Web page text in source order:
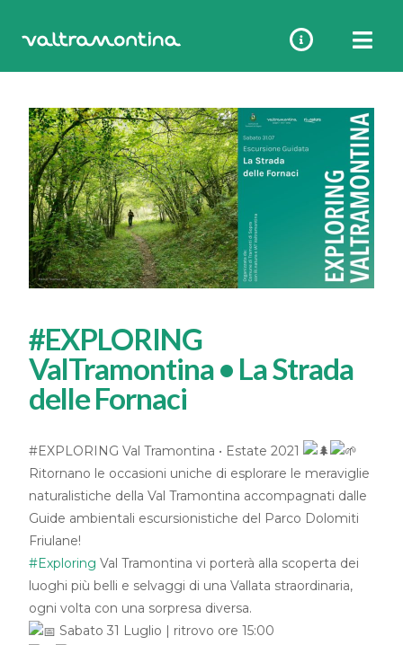
#EXPLORING
ValTramontina • La Strada
delle Fornaci
#EXPLORING Val Tramontina • Estate 2021
Ritornano le occasioni uniche di esplorare le meraviglie
naturalistiche della Val Tramontina accompagnati dalle
Guide ambientali escursionistiche del Parco Dolomiti
Friulane!
#Exploring Val Tramontina vi porterà alla scoperta dei
luoghi più belli e selvaggi di una Vallata straordinaria,
ogni volta con una sorpresa diversa.
Sabato 31 Luglio | ritrovo ore 15:00